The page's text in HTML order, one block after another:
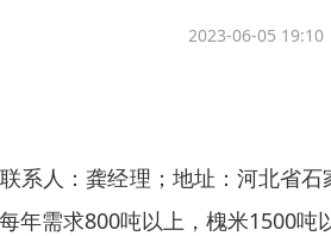
2023-06-05
系人：龚经理；地址：河北省
年需求800吨以上，槐米1500吨